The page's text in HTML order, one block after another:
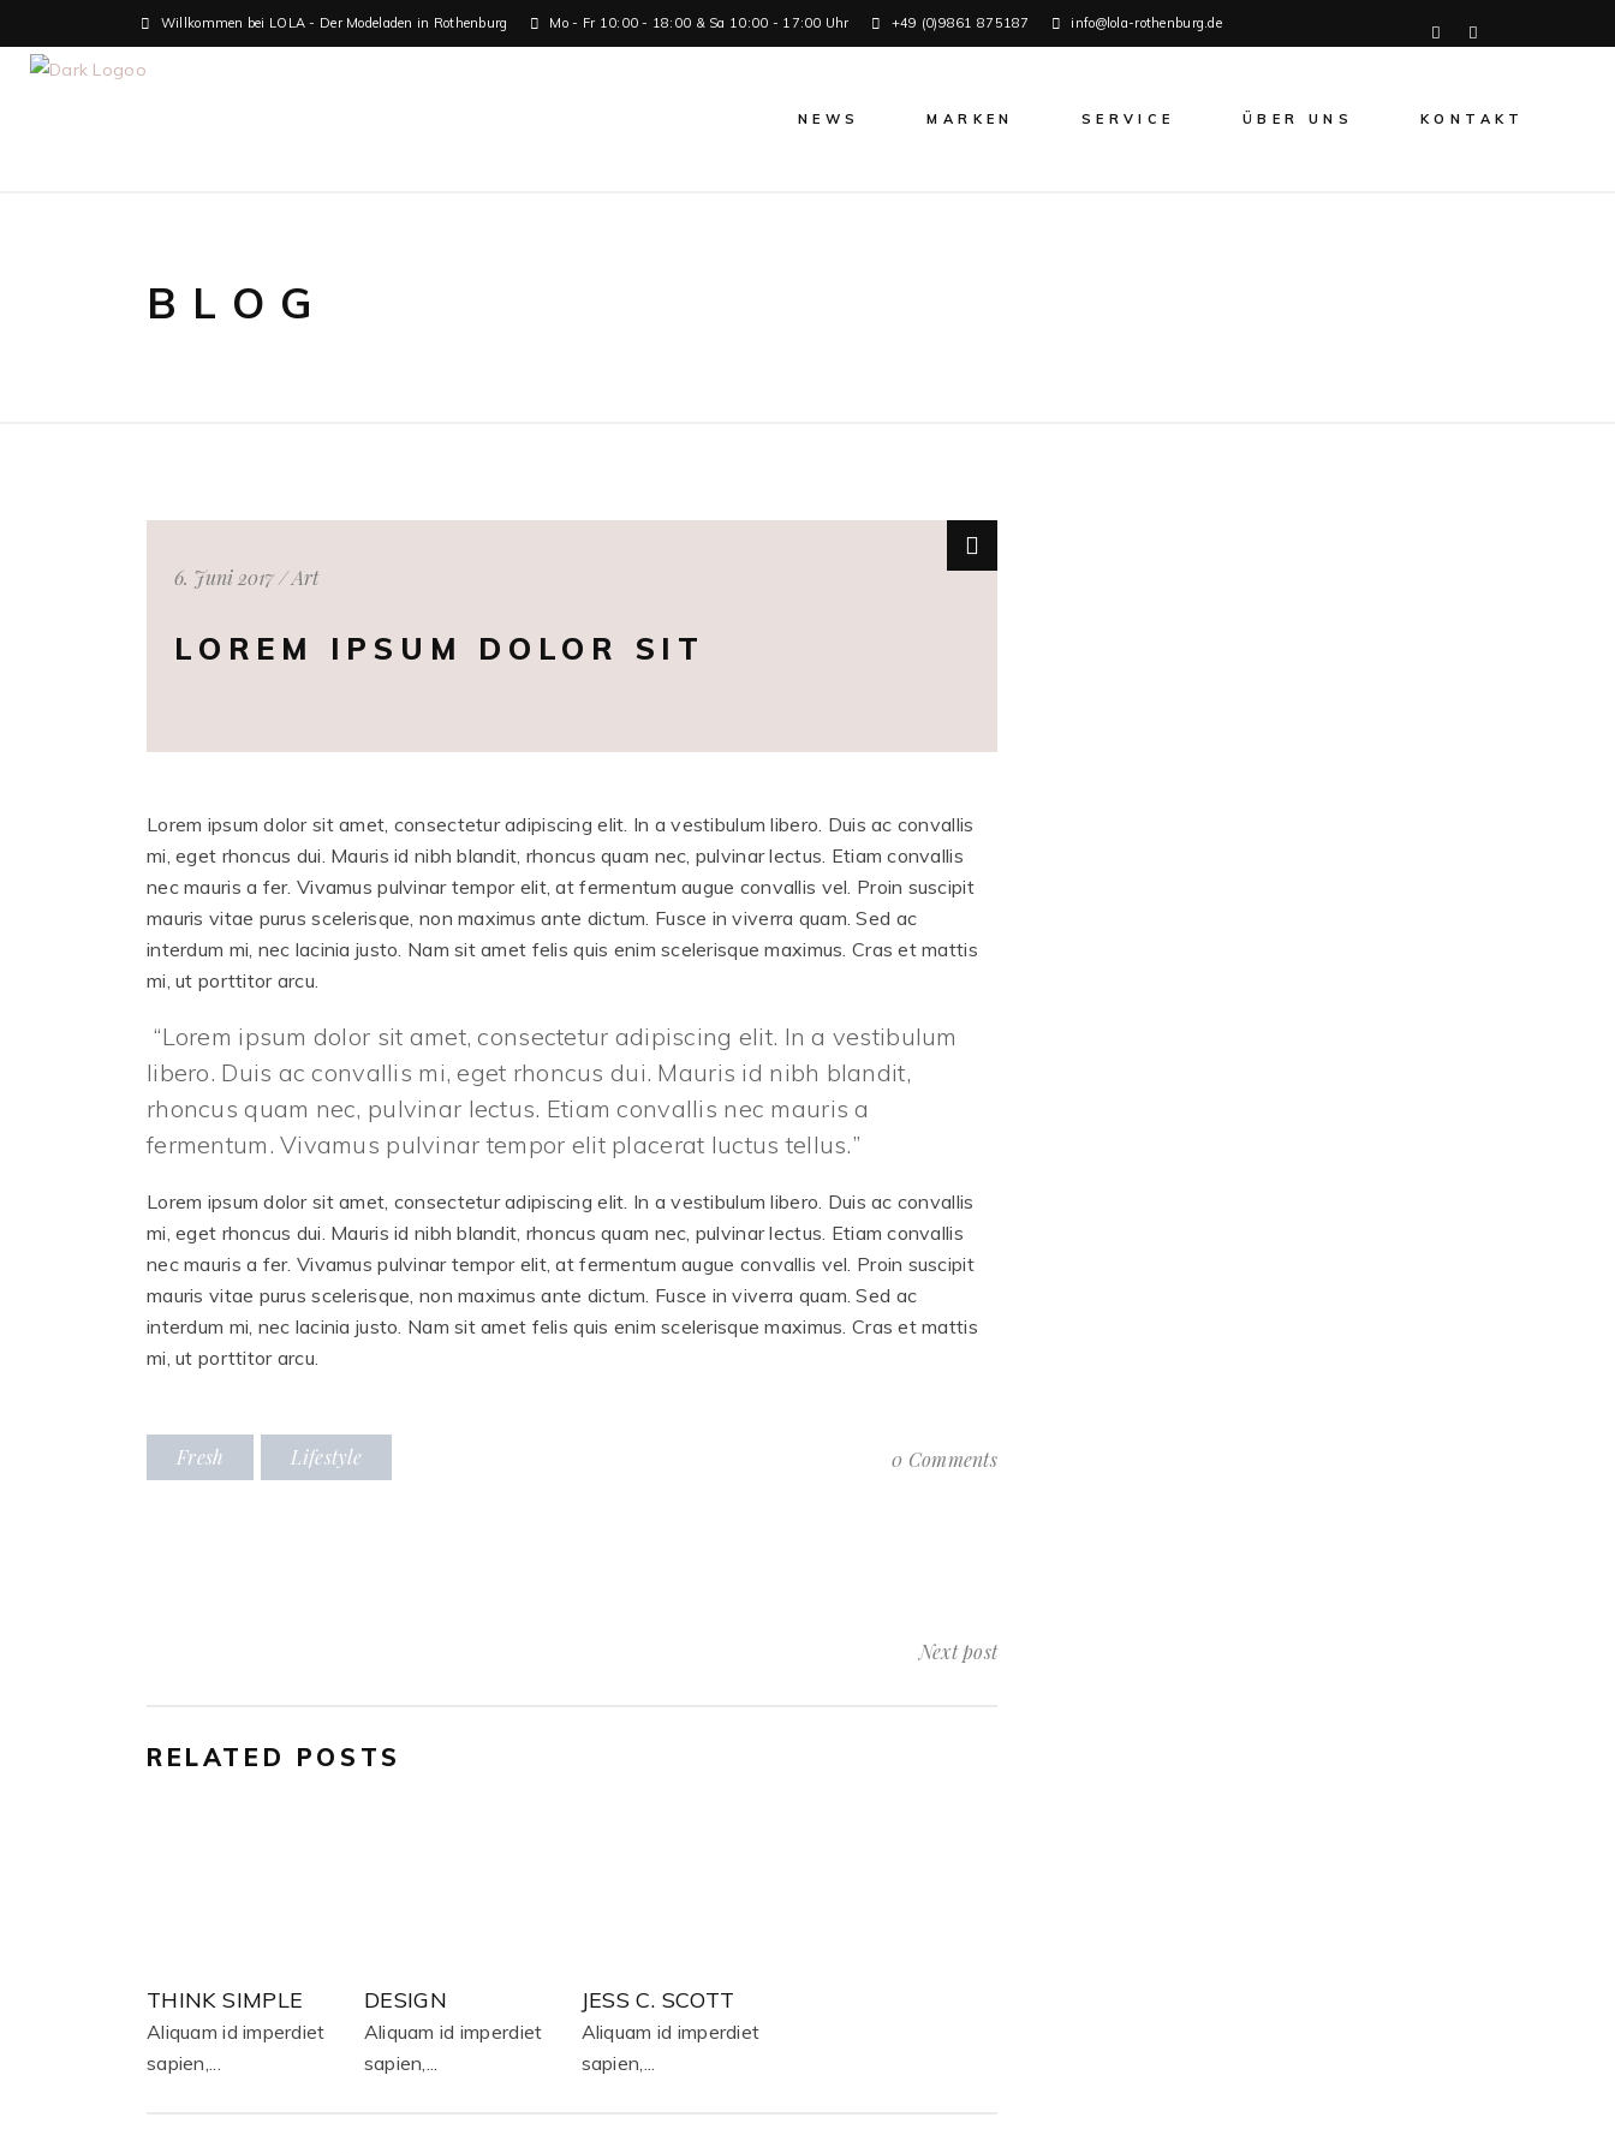
Willkommen bei LOLA - Der Modeladen in Rothenburg Mo - Fr 10:00 - 18:00 & Sa 10:00 - 17:00 Uhr +49 (0)9861 875187 info@lola-rothenburg.de
NEWS MARKEN SERVICE ÜBER UNS KONTAKT
BLOG
6. Juni 2017 Art
LOREM IPSUM DOLOR SIT
Lorem ipsum dolor sit amet, consectetur adipiscing elit. In a vestibulum libero. Duis ac convallis
mi, eget rhoncus dui. Mauris id nibh blandit, rhoncus quam nec, pulvinar lectus. Etiam convallis
nec mauris a fer. Vivamus pulvinar tempor elit, at fermentum augue convallis vel. Proin suscipit
mauris vitae purus scelerisque, non maximus ante dictum. Fusce in viverra quam. Sed ac
interdum mi, nec lacinia justo. Nam sit amet felis quis enim scelerisque maximus. Cras et mattis
mi, ut porttitor arcu.
Lorem ipsum dolor sit amet, consectetur adipiscing elit. In a vestibulum
libero. Duis ac convallis mi, eget rhoncus dui. Mauris id nibh blandit,
rhoncus quam nec, pulvinar lectus. Etiam convallis nec mauris a
fermentum. Vivamus pulvinar tempor elit placerat luctus tellus.
Lorem ipsum dolor sit amet, consectetur adipiscing elit. In a vestibulum libero. Duis ac convallis
mi, eget rhoncus dui. Mauris id nibh blandit, rhoncus quam nec, pulvinar lectus. Etiam convallis
nec mauris a fer. Vivamus pulvinar tempor elit, at fermentum augue convallis vel. Proin suscipit
mauris vitae purus scelerisque, non maximus ante dictum. Fusce in viverra quam. Sed ac
interdum mi, nec lacinia justo. Nam sit amet felis quis enim scelerisque maximus. Cras et mattis
mi, ut porttitor arcu.
Fresh Lifestyle 0 Comments
Next post
RELATED POSTS
THINK SIMPLE
Aliquam id imperdiet
sapien,...
DESIGN
Aliquam id imperdiet
sapien,...
JESS C. SCOTT
Aliquam id imperdiet
sapien,...